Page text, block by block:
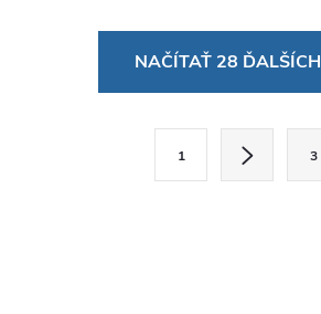
NAČÍTAŤ 28 ĎALŠÍCH
1 3